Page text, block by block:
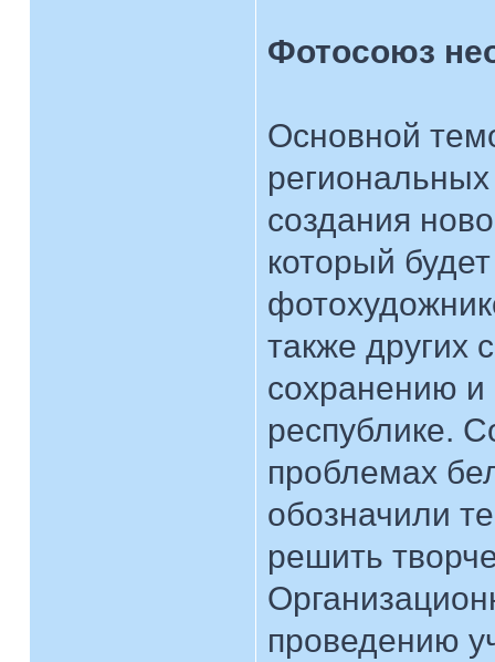
Фотосоюз
Основной
создания
который
также других
сохранению и
республике.
проблемах
обозначили
решить
проведению